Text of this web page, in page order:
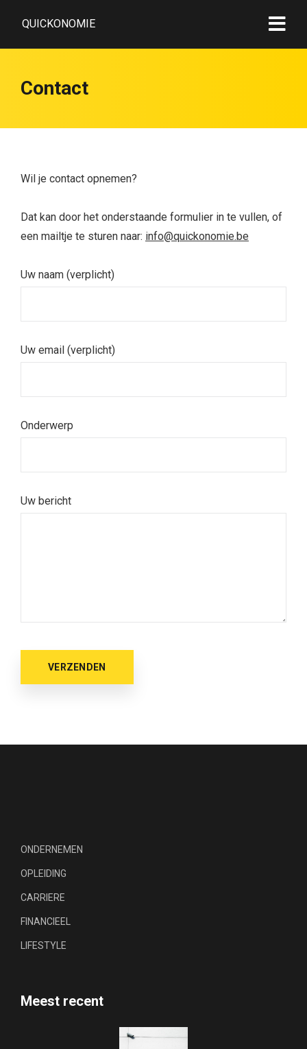
QUICKONOMIE
Contact
Wil je contact opnemen?
Dat kan door het onderstaande formulier in te vullen, of
een mailtje te sturen naar: info@quickonomie.be
Uw naam (verplicht)
Uw email (verplicht)
Onderwerp
Uw bericht
ONDERNEMEN
OPLEIDING
CARRIERE
FINANCIEEL
LIFESTYLE
Meest recent